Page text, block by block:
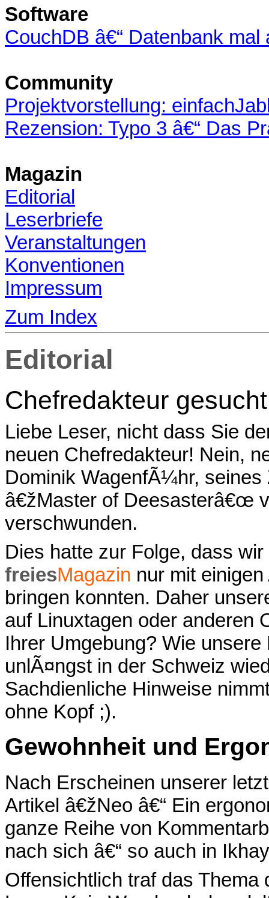
Software
CouchDB â€“ Datenbank mal
Community
Projektvorstellung:
Rezension: Typo 3 â€“ Das
Magazin
Editorial
Leserbriefe
Veranstaltungen
Konventionen
Impressum
Zum Index
Editorial
Chefredakteur
Liebe Leser, nicht dass Sie
neuen Chefredakteur! Nein,
Dominik WagenfÃ¼hr,
â€žMaster of Deesasterâ€œ
verschwunden.
Dies hatte zur Folge, dass
freiesMagazin nur mit
bringen konnten. Daher
auf Linuxtagen oder anderen
Ihrer Umgebung? Wie
unlÃ¤ngst in der Schweiz
Sachdienliche Hinweise
ohne Kopf ;).
Gewohnheit und
Nach Erscheinen unserer
Artikel â€žNeo â€“ Ein
ganze Reihe von
nach sich â€“ so auch in
Offensichtlich traf das